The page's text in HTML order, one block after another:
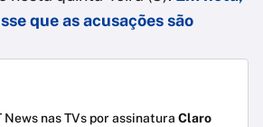
que as acusações são
News nas TVs por assinatura Claro